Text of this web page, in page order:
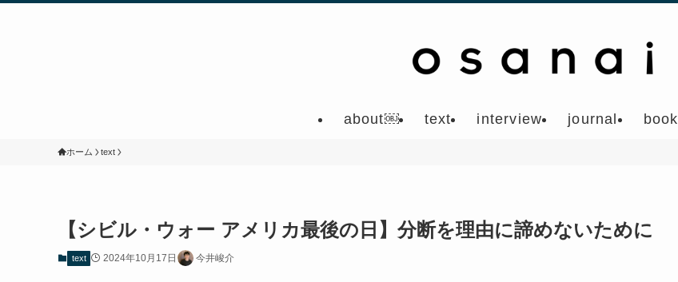
about￼ text interview journal book
ホーム text
【シビル・ウォー アメリカ最後の日】分断を理由に諦めないために
text 2024年10月17日 今井峻介